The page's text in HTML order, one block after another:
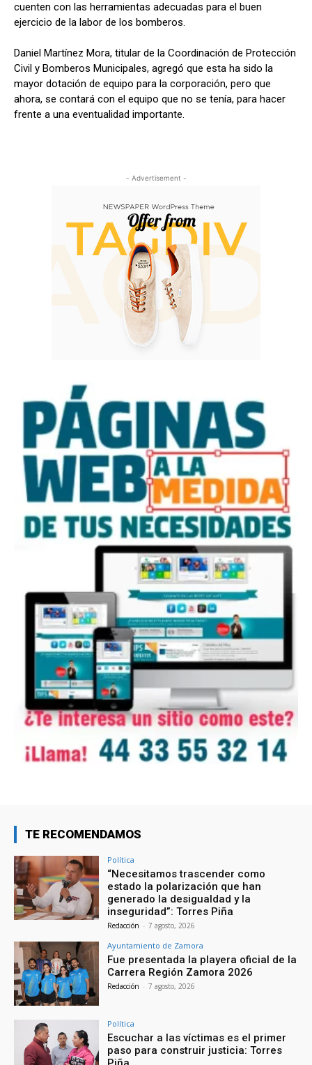
cuenten con las herramientas adecuadas para el buen
ejercicio de la labor de los bomberos.
Daniel Martínez Mora, titular de la Coordinación de Protección
Civil y Bomberos Municipales, agregó que esta ha sido la
mayor dotación de equipo para la corporación, pero que
ahora, se contará con el equipo que no se tenía, para hacer
frente a una eventualidad importante.
- Advertisement -
TE RECOMENDAMOS
Política
“Necesitamos trascender como
estado la polarización que han
generado la desigualdad y la
inseguridad”: Torres Piña
Redacción - 7 agosto, 2026
Ayuntamiento de Zamora
Fue presentada la playera oficial de la
Carrera Región Zamora 2026
Redacción - 7 agosto, 2026
Política
Escuchar a las víctimas es el primer
paso para construir justicia: Torres